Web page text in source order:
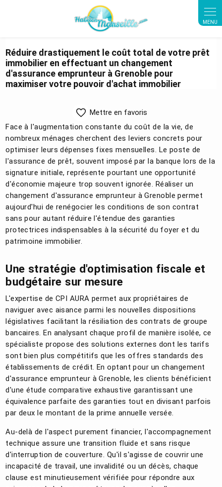
Réduire drastiquement le coût total de votre prêt
immobilier en effectuant un changement
d'assurance emprunteur à Grenoble pour
maximiser votre pouvoir d'achat immobilier
Mettre en favoris
Face à l'augmentation constante du coût de la vie, de
nombreux ménages cherchent des leviers concrets pour
optimiser leurs dépenses fixes mensuelles. Le poste de
l'assurance de prêt, souvent imposé par la banque lors de la
signature initiale, représente pourtant une opportunité
d'économie majeure trop souvent ignorée. Réaliser un
changement d'assurance emprunteur à Grenoble permet
aujourd'hui de renégocier les conditions de son contrat
sans pour autant réduire l'étendue des garanties
protectrices indispensables à la sécurité du foyer et du
patrimoine immobilier.
Une stratégie d'optimisation fiscale et
budgétaire sur mesure
L'expertise de CPI AURA permet aux propriétaires de
naviguer avec aisance parmi les nouvelles dispositions
législatives facilitant la résiliation des contrats de groupe
bancaires. En analysant chaque profil de manière isolée, ce
spécialiste propose des solutions externes dont les tarifs
sont bien plus compétitifs que les offres standards des
établissements de crédit. En optant pour un changement
d'assurance emprunteur à Grenoble, les clients bénéficient
d'une étude comparative exhaustive garantissant une
équivalence parfaite des garanties tout en divisant parfois
par deux le montant de la prime annuelle versée.
Au-delà de l'aspect purement financier, l'accompagnement
technique assure une transition fluide et sans risque
d'interruption de couverture. Qu'il s'agisse de couvrir une
incapacité de travail, une invalidité ou un décès, chaque
clause est minutieusement vérifiée pour répondre aux
Panneau de gestion des cookies